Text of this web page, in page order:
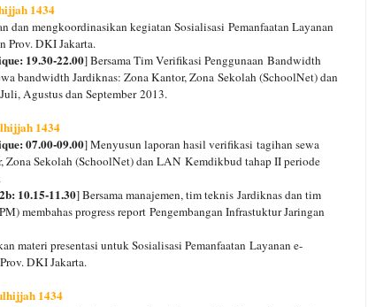
1434
dan mengkoordinasikan kegiatan Sosialisasi Pemanfaatan Layanan
Prov. DKI Jakarta.
19.30-22.00] Bersama Tim Verifikasi Penggunaan Bandwidth
bandwidth Jardiknas: Zona Kantor, Zona Sekolah (SchoolNet) dan
Agustus dan September2013.
1434
07.00-09.00] Menyusun laporan hasil verifikasi tagihan sewa
Zona Sekolah (SchoolNet) dan LAN Kemdikbud tahap II periode
10.15-11.30] Bersama manajemen, tim teknis Jardiknas dan tim
membahas progress report Pengembangan Infrastuktur Jaringan
materi presentasi untuk Sosialisasi Pemanfaatan Layanan e-
DKI Jakarta.
1434